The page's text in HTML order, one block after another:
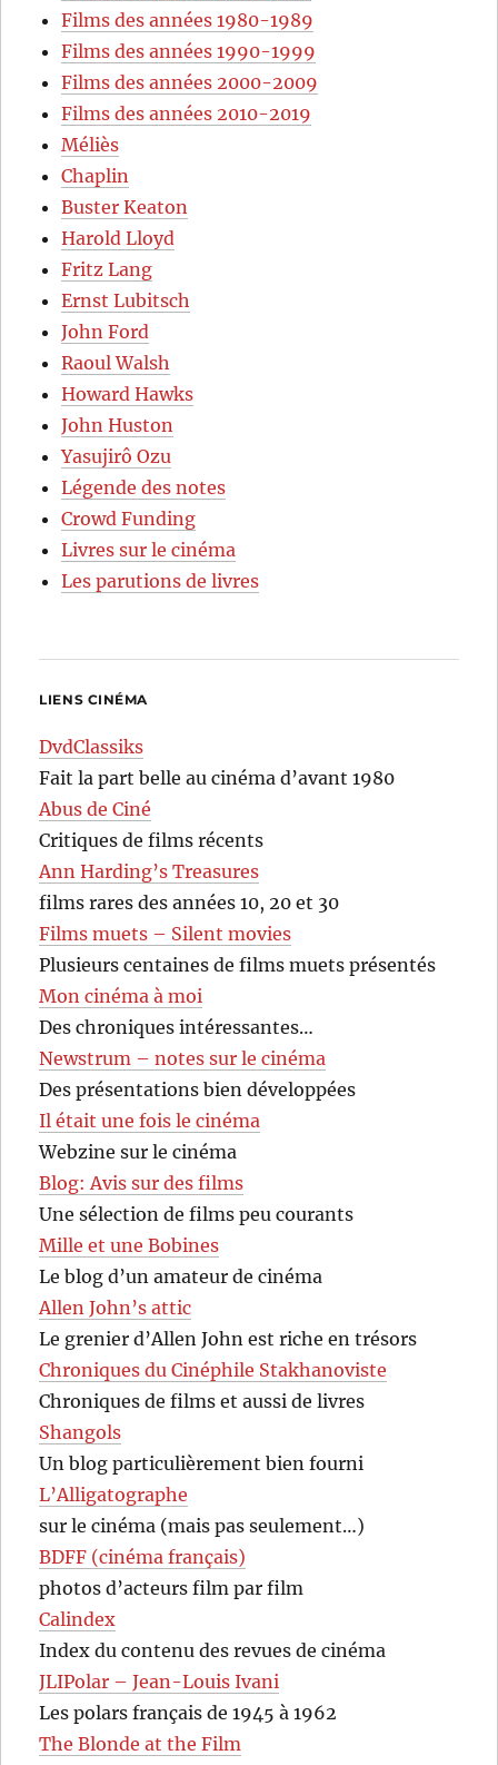
Films des années 1980-1989
Films des années 1990-1999
Films des années 2000-2009
Films des années 2010-2019
Méliès
Chaplin
Buster Keaton
Harold Lloyd
Fritz Lang
Ernst Lubitsch
John Ford
Raoul Walsh
Howard Hawks
John Huston
Yasujirô Ozu
Légende des notes
Crowd Funding
Livres sur le cinéma
Les parutions de livres
LIENS CINÉMA
DvdClassiks
Fait la part belle au cinéma d’avant 1980
Abus de Ciné
Critiques de films récents
Ann Harding’s Treasures
films rares des années 10, 20 et 30
Films muets – Silent movies
Plusieurs centaines de films muets présentés
Mon cinéma à moi
Des chroniques intéressantes…
Newstrum – notes sur le cinéma
Des présentations bien développées
Il était une fois le cinéma
Webzine sur le cinéma
Blog: Avis sur des films
Une sélection de films peu courants
Mille et une Bobines
Le blog d’un amateur de cinéma
Allen John’s attic
Le grenier d’Allen John est riche en trésors
Chroniques du Cinéphile Stakhanoviste
Chroniques de films et aussi de livres
Shangols
Un blog particulièrement bien fourni
L’Alligatographe
sur le cinéma (mais pas seulement…)
BDFF (cinéma français)
photos d’acteurs film par film
Calindex
Index du contenu des revues de cinéma
JLIPolar – Jean-Louis Ivani
Les polars français de 1945 à 1962
The Blonde at the Film